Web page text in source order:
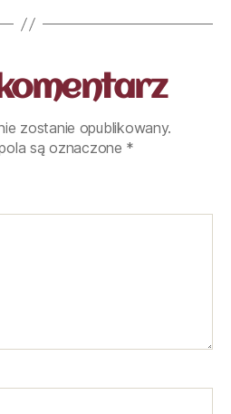
zostanie opublikowany.
są oznaczone *